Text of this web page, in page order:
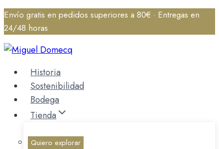
Saltar
al
contenido
Envío gratis en pedidos superiores a 80€ · Entregas en
24/48 horas
Historia
Sostenibilidad
Bodega
Tienda
Quiero explorar